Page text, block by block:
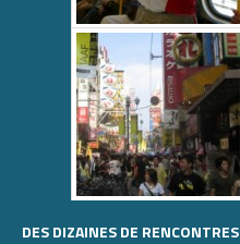
DES DIZAINES DE RENCONTRES